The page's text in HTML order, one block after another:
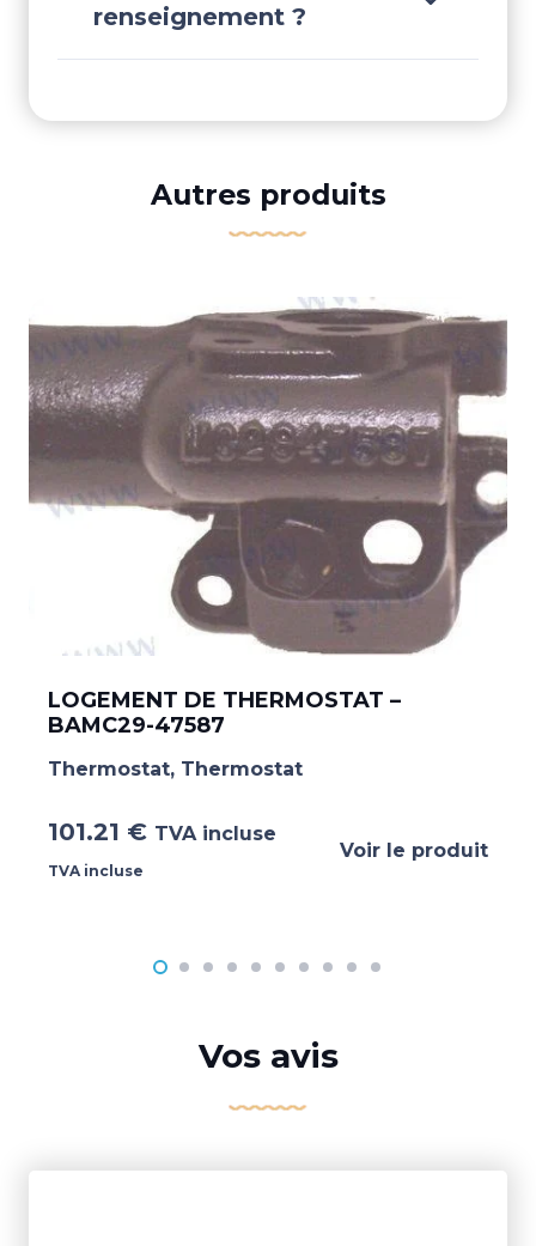
renseignement ?
Autres produits
LOGEMENT DE THERMOSTAT –
BAMC29-47587
Thermostat, Thermostat
101.21 € TVA incluse
TVA incluse
Voir le produit
Vos avis